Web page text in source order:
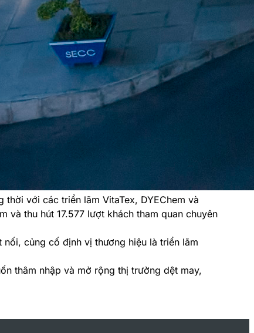
với các triển lãm VitaTex, DYEChem và
thu hút 17.577 lượt khách tham quan chuyên
củng cố định vị thương hiệu là triển lãm
thâm nhập và mở rộng thị trường dệt may,